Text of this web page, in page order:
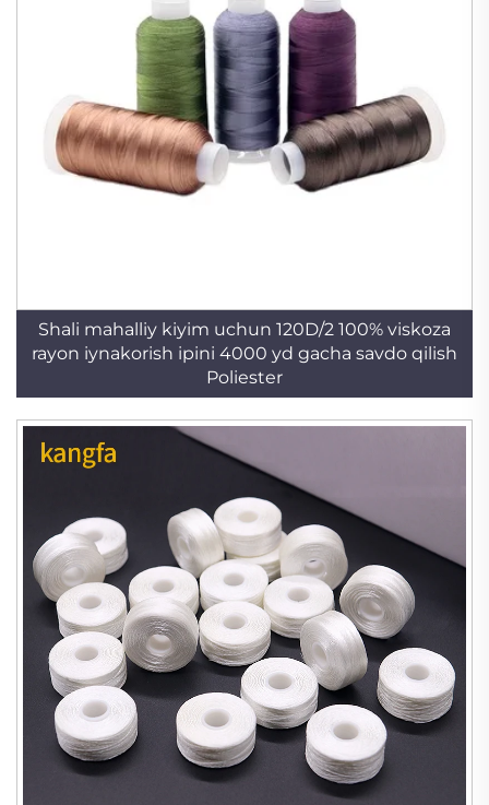
Shali mahalliy kiyim uchun 120D/2 100% viskoza
rayon iynakorish ipini 4000 yd gacha savdo qilish
Poliester